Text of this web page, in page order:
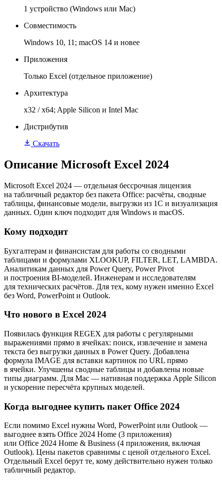
1 устройство (Windows или Mac)
Совместимость
Windows 10, 11; macOS 14 и новее
Приложения
Только Excel (отдельное приложение)
Архитектура
x32 / x64; Apple Silicon и Intel Mac
Дистрибутив
Скачать
Описание Microsoft Excel 2024
Microsoft Excel 2024 — отдельная бессрочная лицензия
на табличный редактор без пакета Office: расчёты, сводные
таблицы, финансовые модели, выгрузки из 1С и визуализация
данных. Один ключ подходит для Windows и macOS.
Кому подходит
Бухгалтерам и финансистам для работы со сводными
таблицами и формулами XLOOKUP, FILTER, LET, LAMBDA.
Аналитикам данных для Power Query, Power Pivot
и построения BI-моделей. Инженерам и исследователям
для технических расчётов. Для тех, кому нужен именно Excel
без Word, PowerPoint и Outlook.
Что нового в Excel 2024
Появилась функция REGEX для работы с регулярными
выражениями прямо в ячейках: поиск, извлечение и замена
текста без выгрузки данных в Power Query. Добавлена
формула IMAGE для вставки картинок по URL прямо
в ячейки. Улучшены сводные таблицы и добавлены новые
типы диаграмм. Для Mac — нативная поддержка Apple Silicon
и ускорение пересчёта крупных моделей.
Когда выгоднее купить пакет Office 2024
Если помимо Excel нужны Word, PowerPoint или Outlook —
выгоднее взять Office 2024 Home (3 приложения)
или Office 2024 Home & Business (4 приложения, включая
Outlook). Цены пакетов сравнимы с ценой отдельного Excel.
Отдельный Excel берут те, кому действительно нужен только
табличный редактор.